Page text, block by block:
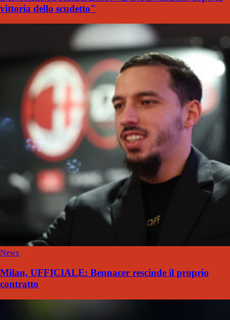
vittoria dello scudetto"
News
Milan, UFFICIALE: Bennacer rescinde il proprio
contratto